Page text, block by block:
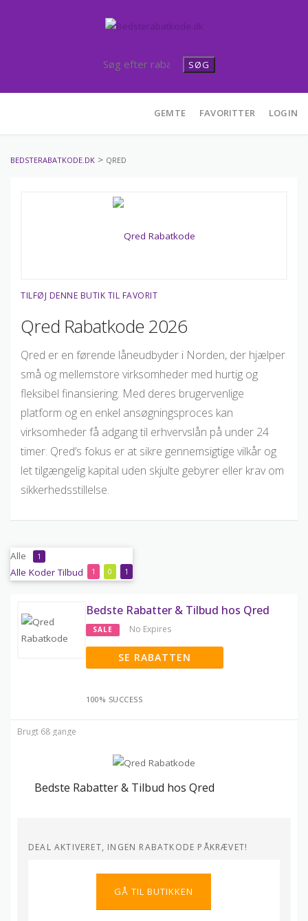
SØG
GEMTE FAVORITTER LOGIN
BEDSTERABATKODE.DK > QRED
TILFØJ DENNE BUTIK TIL FAVORIT
Qred Rabatkode 2026
Qred er en førende låneudbyder i Norden, der hjælper
små og mellemstore virksomheder med hurtig og
fleksibel finansiering. Med deres brugervenlige
platform og en enkel ansøgningsproces kan
virksomheder få adgang til erhvervslån på under 24
timer. Qred’s fokus er at sikre gennemsigtige vilkår og
let tilgængelig kapital uden skjulte gebyrer eller krav om
sikkerhedsstillelse.
Alle 1
Alle 1
Koder 0
Tilbud 1
Bedste Rabatter & Tilbud hos Qred
SALE No Expires
SE RABATTEN
100% SUCCESS
Brugt 68 gange
Bedste Rabatter & Tilbud hos Qred
DEAL AKTIVERET, INGEN RABATKODE PÅKRÆVET!
GÅ TIL BUTIKKEN